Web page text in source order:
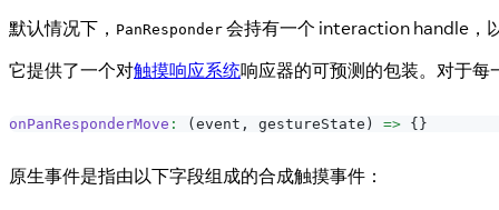
默认情况下， PanResponder 会持有一个 interaction handle，
它提供了一个对触摸响应系统响应器的可预测的包装。对于
onPanResponderMove : ( event , gestureState ) => { }
原生事件是指由以下字段组成的合成触摸事件：